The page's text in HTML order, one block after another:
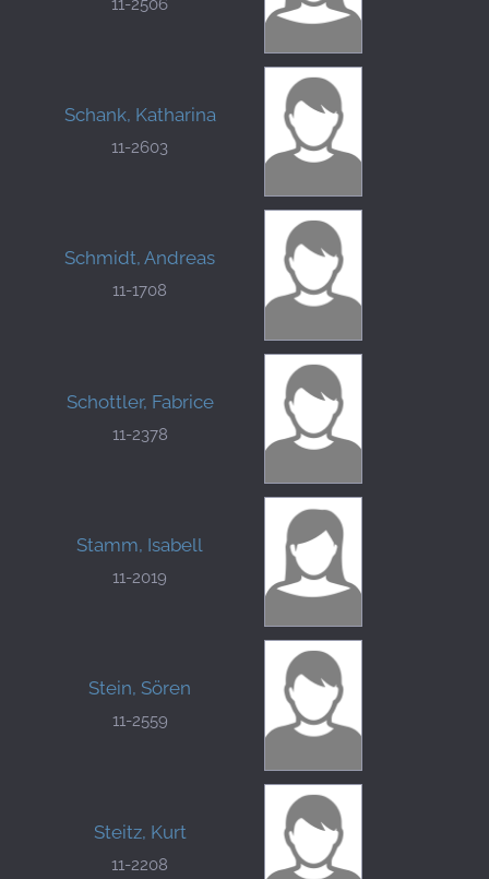
11-2506
Schank, Katharina
11-2603
Schmidt, Andreas
11-1708
Schottler, Fabrice
11-2378
Stamm, Isabell
11-2019
Stein, Sören
11-2559
Steitz, Kurt
11-2208